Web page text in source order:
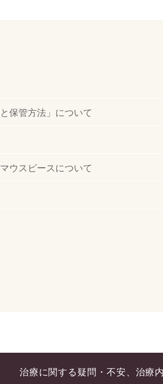
保管方法」について
ウスピースについて
治療に関する疑問・不安、治療